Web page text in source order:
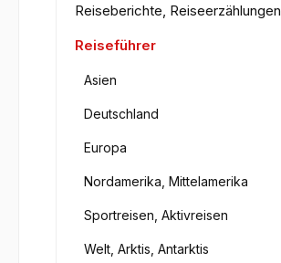
Reiseberichte, Reiseerzählungen
Reiseführer
Asien
Deutschland
Europa
Nordamerika, Mittelamerika
Sportreisen, Aktivreisen
Welt, Arktis, Antarktis